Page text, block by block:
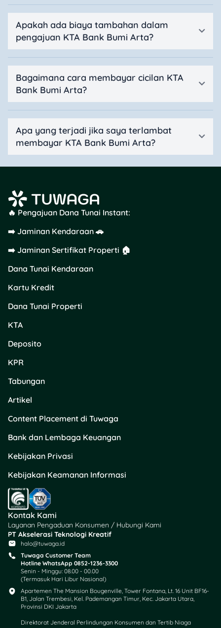
Apakah ada biaya tambahan dalam
pengajuan KTA Bank Bumi Arta?
Bagaimana cara membayar cicilan KTA
Bank Bumi Arta?
Apa yang terjadi jika saya terlambat
membayar KTA Bank Bumi Arta?
🔥 Pengajuan Dana Tunai Instant:
➡️ Jaminan Kendaraan 🚗
➡️ Jaminan Sertifikat Properti 🏠
Dana Tunai Kendaraan
Kartu Kredit
Dana Tunai Properti
KTA
Deposito
KPR
Tabungan
Artikel
Content Placement di Tuwaga
Bank dan Lembaga Keuangan
Kebijakan Privasi
Kebijakan Keamanan Informasi
Kontak Kami
Layanan Pengaduan Konsumen / Hubungi Kami
PT Akselerasi Teknologi Kreatif
halo@tuwaga.id
Tuwaga Customer Team
Hotline WhatsApp 0852-1236-3300
Senin - Minggu: 08.00 - 00.00
(Termasuk Hari Libur Nasional)
Apartemen The Mansion Bougenville, Tower Fontana, Lt. 16 Unit BF16-
B1, Jalan Trembesi, Kel. Pademangan Timur, Kec. Jakarta Utara,
Provinsi DKI Jakarta
Direktorat Jenderal Perlindungan Konsumen dan Tertib Niaga